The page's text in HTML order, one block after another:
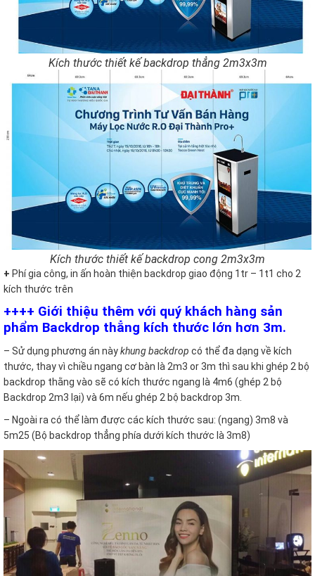
Kích thước thiết kế backdrop thẳng 2m3x3m
Kích thước thiết kế backdrop cong 2m3x3m
+ Phí gia công, in ấn hoàn thiện backdrop giao động 1tr – 1t1 cho 2
kích thước trên
++++ Giới thiệu thêm với quý khách hàng sản
phẩm Backdrop thẳng kích thước lớn hơn 3m.
– Sử dụng phương án nàykhung backdrop có thể đa dạng về kích
thước, thay vì chiều ngang cơ bàn là 2m3 or 3m thì sau khi ghép 2 bộ
backdrop thằng vào sẽ có kích thước ngang là 4m6 (ghép 2 bộ
Backdrop 2m3 lại) và 6m nếu ghép 2 bộ backdrop 3m.
– Ngoài ra có thể làm được các kích thước sau: (ngang) 3m8 và
5m25 (Bộ backdrop thẳng phía dưới kích thước là 3m8)